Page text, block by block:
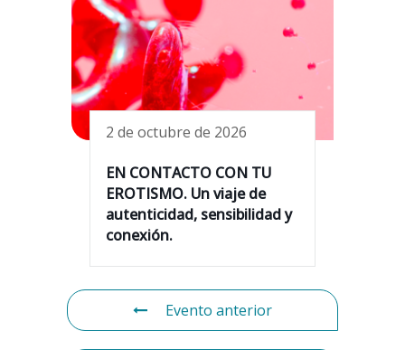
2 de octubre de 2026
EN CONTACTO CON TU
EROTISMO. Un viaje de
autenticidad, sensibilidad y
conexión.
Evento anterior